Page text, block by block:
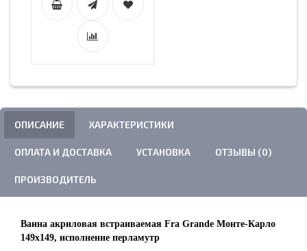
ОПИСАНИЕ ХАРАКТЕРИСТИКИ
ОПЛАТА И ДОСТАВКА УСТАНОВКА ОТЗЫВЫ (0)
ПРОИЗВОДИТЕЛЬ
Ванна акриловая встраиваемая Fra Grande Монте-Карло
149х149, исполнение перламутр